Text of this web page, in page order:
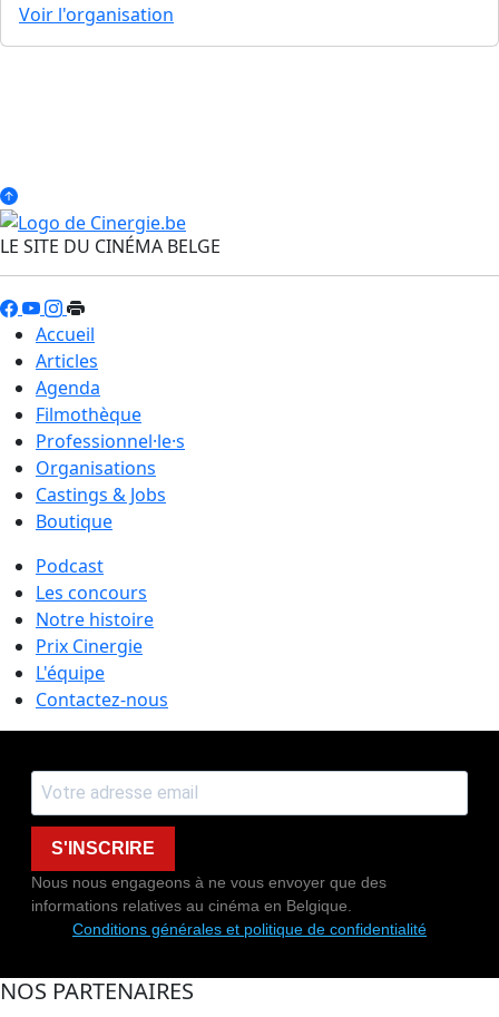
Voir l'organisation
LE SITE DU CINÉMA BELGE
Accueil
Articles
Agenda
Filmothèque
Professionnel·le·s
Organisations
Castings & Jobs
Boutique
Podcast
Les concours
Notre histoire
Prix Cinergie
L'équipe
Contactez-nous
S'INSCRIRE
Nous nous engageons à ne vous envoyer que des
informations relatives au cinéma en Belgique.
Conditions générales et politique de confidentialité
NOS PARTENAIRES